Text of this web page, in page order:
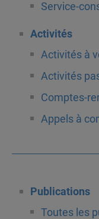
Service-
Activités
Activités à
Activités
Comptes-
Appels à
Publications
Toutes les